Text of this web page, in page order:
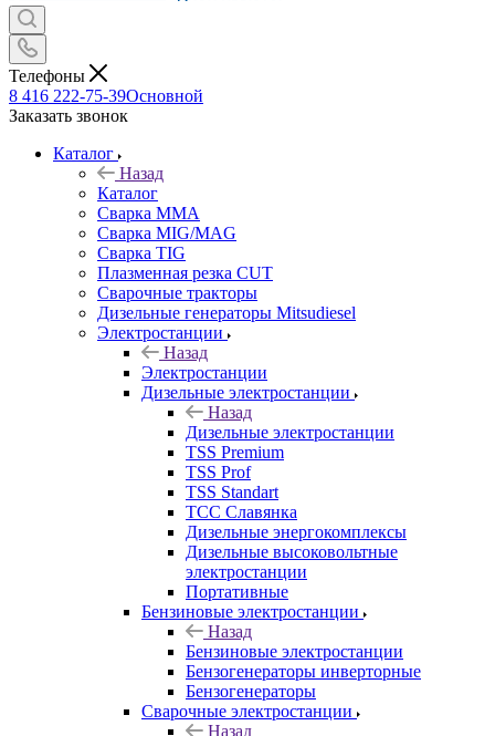
Телефоны
8 416 222-75-39Основной
Заказать звонок
Каталог
Назад
Каталог
Сварка MMA
Сварка MIG/MAG
Сварка TIG
Плазменная резка CUT
Сварочные тракторы
Дизельные генераторы Mitsudiesel
Электростанции
Назад
Электростанции
Дизельные электростанции
Назад
Дизельные электростанции
TSS Premium
TSS Prof
TSS Standart
ТСС Славянка
Дизельные энергокомплексы
Дизельные высоковольтные
электростанции
Портативные
Бензиновые электростанции
Назад
Бензиновые электростанции
Бензогенераторы инверторные
Бензогенераторы
Сварочные электростанции
Назад